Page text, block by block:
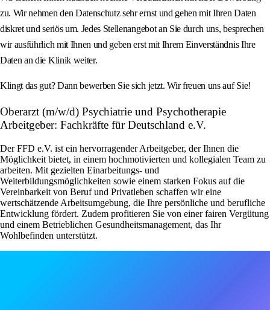
zu. Wir nehmen den Datenschutz sehr ernst und gehen mit Ihren Daten
diskret und seriös um. Jedes Stellenangebot an Sie durch uns, besprechen
wir ausführlich mit Ihnen und geben erst mit Ihrem Einverständnis Ihre
Daten an die Klinik weiter.
Klingt das gut? Dann bewerben Sie sich jetzt. Wir freuen uns auf Sie!
Oberarzt (m/w/d) Psychiatrie und Psychotherapie
Arbeitgeber: Fachkräfte für Deutschland e.V.
Der FFD e.V. ist ein hervorragender Arbeitgeber, der Ihnen die
Möglichkeit bietet, in einem hochmotivierten und kollegialen Team zu
arbeiten. Mit gezielten Einarbeitungs- und
Weiterbildungsmöglichkeiten sowie einem starken Fokus auf die
Vereinbarkeit von Beruf und Privatleben schaffen wir eine
wertschätzende Arbeitsumgebung, die Ihre persönliche und berufliche
Entwicklung fördert. Zudem profitieren Sie von einer fairen Vergütung
und einem Betrieblichen Gesundheitsmanagement, das Ihr
Wohlbefinden unterstützt.